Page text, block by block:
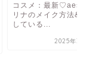
コスメ：最新
リナのメイク方法&
している...
2025年3